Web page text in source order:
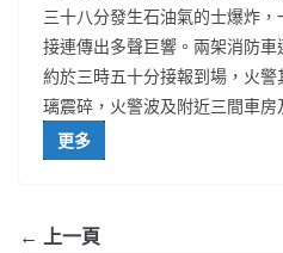
三十八分發生石油氣的士爆炸
接連傳出多聲巨響。兩架消防
約於三時五十分接報到場，火
璃震碎，火警波及附近三間車房
更多
← 上一頁